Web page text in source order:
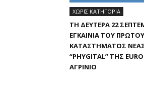
ΧΩΡΊΣ ΚΑΤΗΓΟΡΊΑ
ΤΗ ΔΕΥΤΈΡΑ 22
ΕΓΚΑΊΝΙΑ ΤΟΥ ΠΡΏΤΟΥ
ΚΑΤΑΣΤΉΜΑΤΟΣ
“PHYGITAL” ΤΗΣ
ΑΓΡΊΝΙΟ